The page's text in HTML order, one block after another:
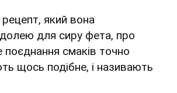
який вона
для сиру фета, про
смаків точно
щось подібне, і називають